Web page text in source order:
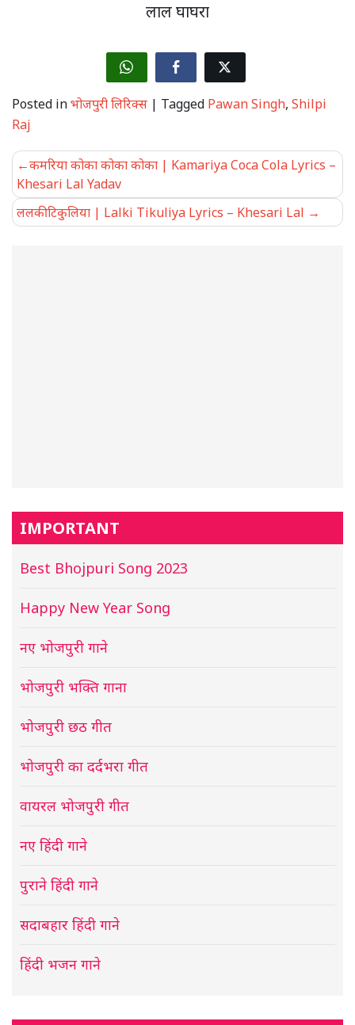
लाल घाघरा
Posted inभोजपुरी लिरिक्स | Tagged Pawan Singh, Shilpi
Raj
Post
navigation
कमरिया कोका कोका कोका | Kamariya Coca Cola Lyrics –
Khesari Lal Yadav
ललकी टिकुलिया | Lalki Tikuliya Lyrics – Khesari Lal
IMPORTANT
Best Bhojpuri Song 2023
Happy New Year Song
नए भोजपुरी गाने
भोजपुरी भक्ति गाना
भोजपुरी छठ गीत
भोजपुरी का दर्दभरा गीत
वायरल भोजपुरी गीत
नए हिंदी गाने
पुराने हिंदी गाने
सदाबहार हिंदी गाने
हिंदी भजन गाने